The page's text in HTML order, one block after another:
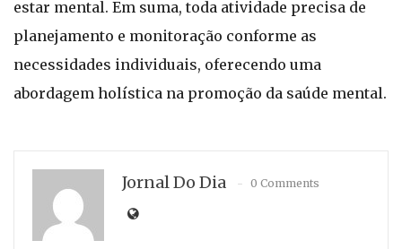
estar mental. Em suma, toda atividade precisa de
planejamento e monitoração conforme as
necessidades individuais, oferecendo uma
abordagem holística na promoção da saúde mental.
Jornal Do Dia 0 Comments